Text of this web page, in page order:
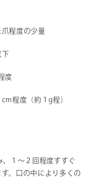
度の少量
度
（約１g程）
、１～２回程度すすぐ
。口の中により多くの